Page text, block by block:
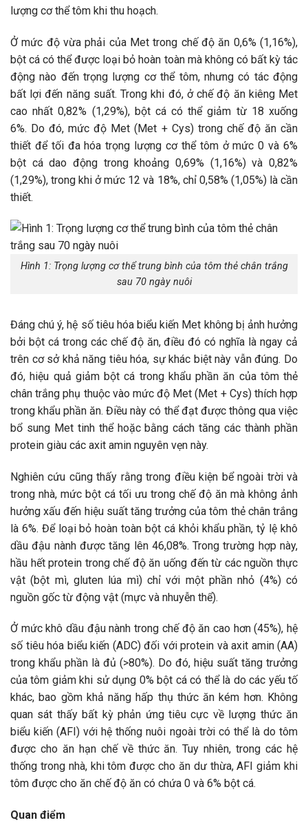
lượng cơ thể tôm khi thu hoạch.
Ở mức độ vừa phải của Met trong chế độ ăn 0,6% (1,16%),
bột cá có thể được loại bỏ hoàn toàn mà không có bất kỳ tác
động nào đến trọng lượng cơ thể tôm, nhưng có tác động
bất lợi đến năng suất. Trong khi đó, ở chế độ ăn kiêng Met
cao nhất 0,82% (1,29%), bột cá có thể giảm từ 18 xuống
6%. Do đó, mức độ Met (Met + Cys) trong chế độ ăn cần
thiết để tối đa hóa trọng lượng cơ thể tôm ở mức 0 và 6%
bột cá dao động trong khoảng 0,69% (1,16%) và 0,82%
(1,29%), trong khi ở mức 12 và 18%, chỉ 0,58% (1,05%) là cần
thiết.
Hình 1: Trọng lượng cơ thể trung bình của tôm thẻ chân trắng
sau 70 ngày nuôi
Đáng chú ý, hệ số tiêu hóa biểu kiến ​​Met không bị ảnh hưởng
bởi bột cá trong các chế độ ăn, điều đó có nghĩa là ngay cả
trên cơ sở khả năng tiêu hóa, sự khác biệt này vẫn đúng. Do
đó, hiệu quả giảm bột cá trong khẩu phần ăn của tôm thẻ
chân trắng phụ thuộc vào mức độ Met (Met + Cys) thích hợp
trong khẩu phần ăn. Điều này có thể đạt được thông qua việc
bổ sung Met tinh thể hoặc bằng cách tăng các thành phần
protein giàu các axit amin nguyên vẹn này.
Nghiên cứu cũng thấy rằng trong điều kiện bể ngoài trời và
trong nhà, mức bột cá tối ưu trong chế độ ăn mà không ảnh
hưởng xấu đến hiệu suất tăng trưởng của tôm thẻ chân trắng
là 6%. Để loại bỏ hoàn toàn bột cá khỏi khẩu phần, tỷ lệ khô
dầu đậu nành được tăng lên 46,08%. Trong trường hợp này,
hầu hết protein trong chế độ ăn uống đến từ các nguồn thực
vật (bột mì, gluten lúa mì) chỉ với một phần nhỏ (4%) có
nguồn gốc từ động vật (mực và nhuyễn thể).
Ở mức khô dầu đậu nành trong chế độ ăn cao hơn (45%), hệ
số tiêu hóa biểu kiến ​​(ADC) đối với protein và axit amin (AA)
trong khẩu phần là đủ (>80%). Do đó, hiệu suất tăng trưởng
của tôm giảm khi sử dụng 0% bột cá có thể là do các yếu tố
khác, bao gồm khả năng hấp thụ thức ăn kém hơn. Không
quan sát thấy bất kỳ phản ứng tiêu cực về lượng thức ăn
biểu kiến ​​(AFI) với hệ thống nuôi ngoài trời có thể là do tôm
được cho ăn hạn chế về thức ăn. Tuy nhiên, trong các hệ
thống trong nhà, khi tôm được cho ăn dư thừa, AFI giảm khi
tôm được cho ăn chế độ ăn có chứa 0 và 6% bột cá.
Quan điểm